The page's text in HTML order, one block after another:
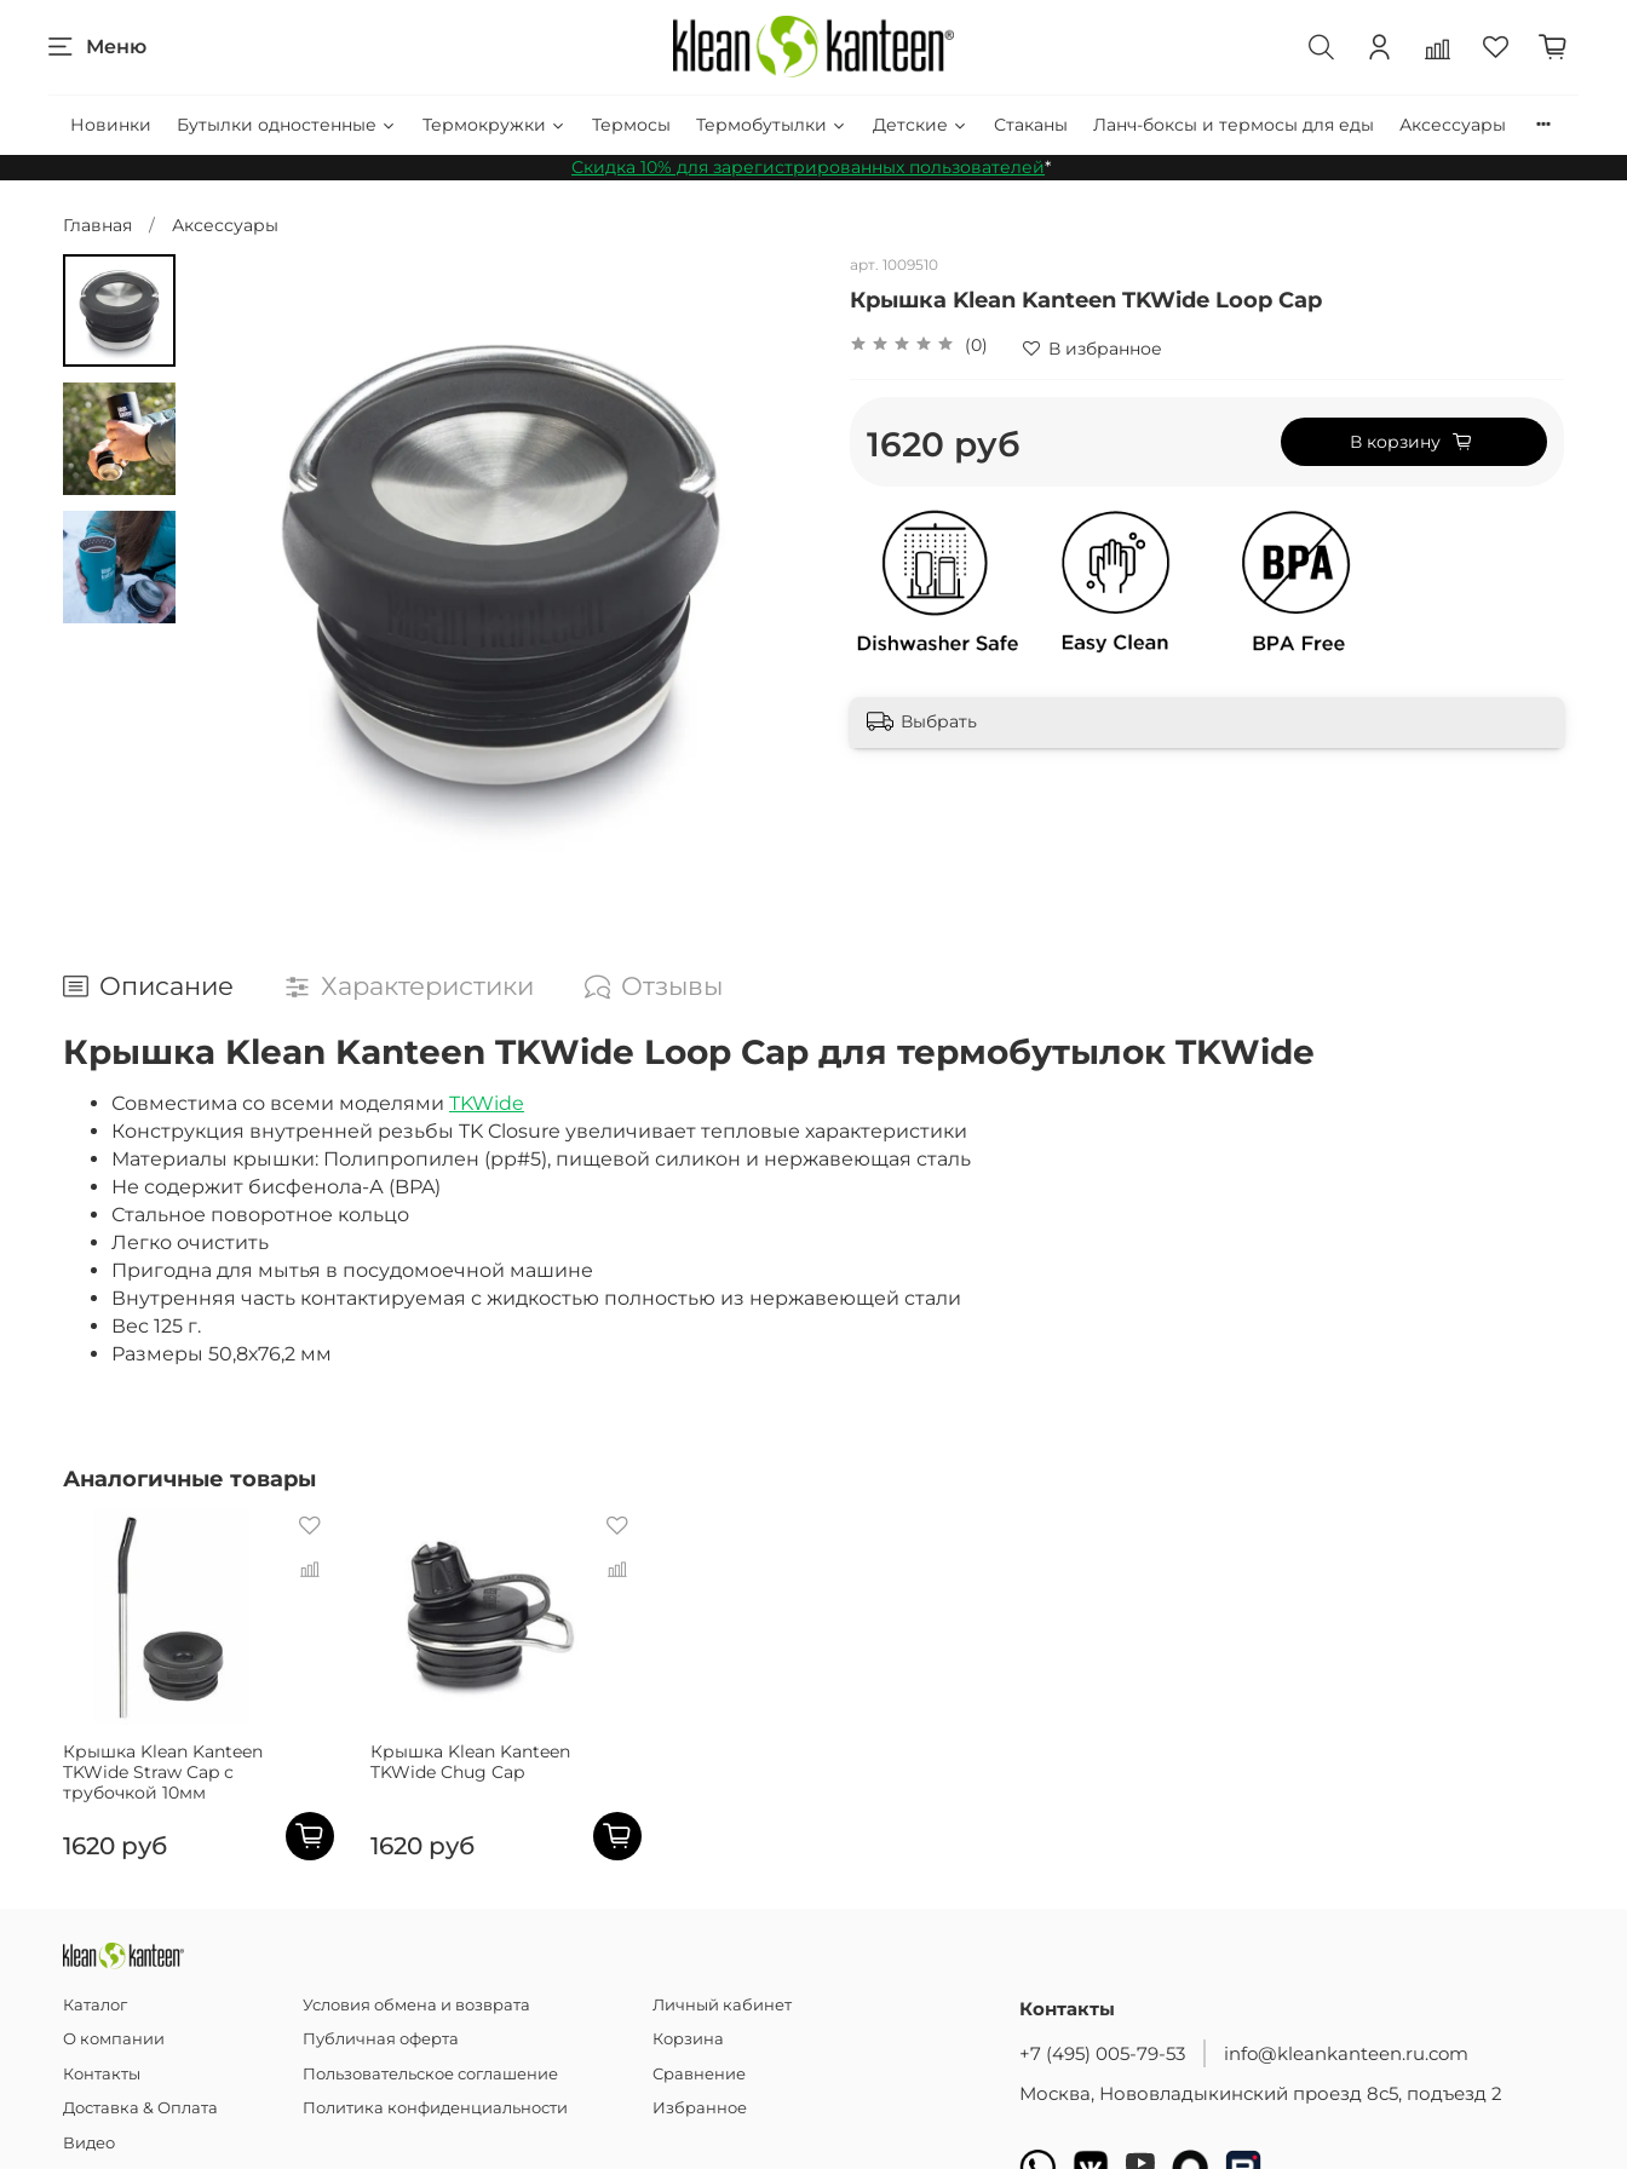
Меню
Новинки Бутылки одностенные Термокружки Термосы Термобутылки Детские Стаканы Ланч-боксы и термосы для еды
Аксессуары
Скидка 10% для зарегистрированных пользователей*
Главная Аксессуары
арт. 1009510
Крышка Klean Kanteen TKWide Loop Cap
(0) В избранное
1620 руб В корзину
Выбрать
Описание Характеристики Отзывы
Крышка Klean Kanteen TKWide Loop Cap для термобутылок TKWide
Совместима со всеми моделями TKWide
Конструкция внутренней резьбы TK Closure увеличивает тепловые характеристики
Материалы крышки: Полипропилен (pp#5), пищевой силикон и нержавеющая сталь
Не содержит бисфенола-А (BPA)
Стальное поворотное кольцо
Легко очистить
Пригодна для мытья в посудомоечной машине
Внутренняя часть контактируемая с жидкостью полностью из нержавеющей стали
Вес 125 г.
Размеры 50,8х76,2 мм
Аналогичные товары
Крышка Klean Kanteen
TKWide Straw Cap с
трубочкой 10мм
1620 руб
Крышка Klean Kanteen
TKWide Chug Cap
1620 руб
Каталог
О компании
Контакты
Доставка & Оплата
Видео
Условия обмена и возврата
Публичная оферта
Пользовательское соглашение
Политика конфиденциальности
Личный кабинет
Корзина
Сравнение
Избранное
Контакты
+7 (495) 005-79-53
info@kleankanteen.ru.com
Москва, Нововладыкинский проезд 8с5, подъезд 2